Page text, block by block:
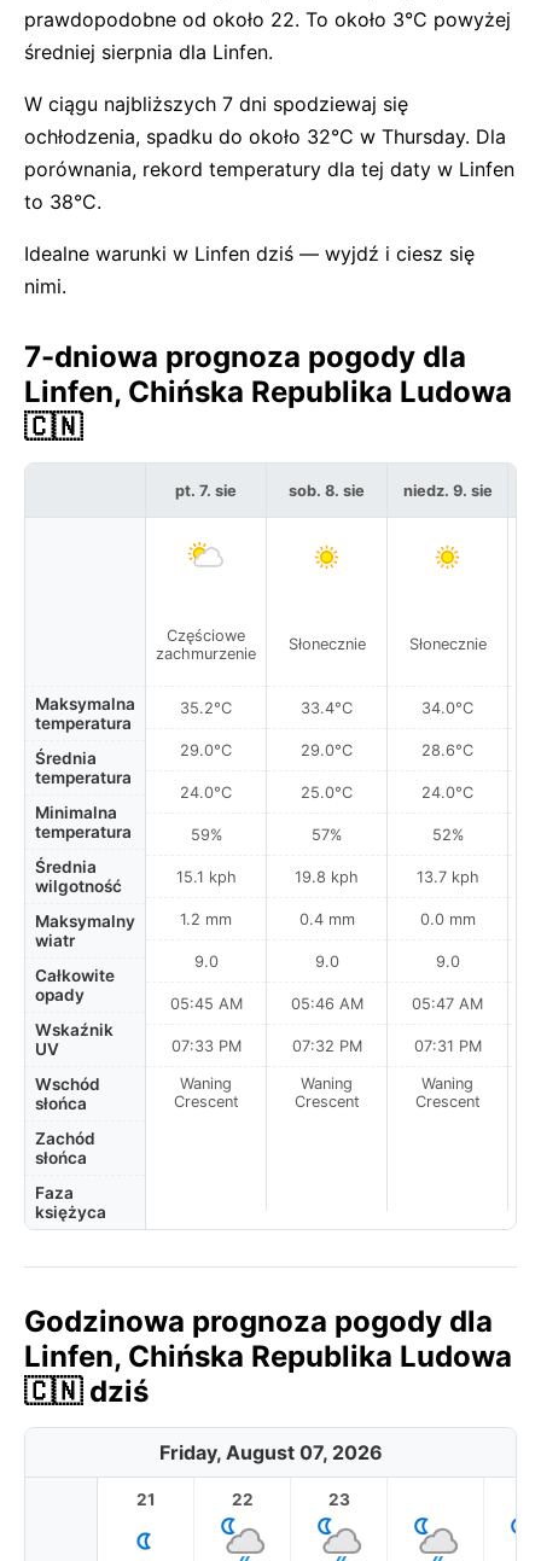
prawdopodobne od około 22. To około 3°C powyżej
średniej sierpnia dla Linfen.
W ciągu najbliższych 7 dni spodziewaj się
ochłodzenia, spadku do około 32°C w Thursday. Dla
porównania, rekord temperatury dla tej daty w Linfen
to 38°C.
Idealne warunki w Linfen dziś — wyjdź i ciesz się
nimi.
7-dniowa prognoza pogody dla
Linfen, Chińska Republika Ludowa
🇨🇳
Maksymalna
temperatura
Średnia
temperatura
Minimalna
temperatura
Średnia
wilgotność
Maksymalny
wiatr
Całkowite
opady
Wskaźnik
UV
Wschód
słońca
Zachód
słońca
Faza
księżyca
pt. 7. sie
Częściowe
zachmurzenie
35.2°C
29.0°C
24.0°C
59%
15.1 kph
1.2 mm
9.0
05:45 AM
07:33 PM
Waning
Crescent
sob. 8. sie
Słonecznie
33.4°C
29.0°C
25.0°C
57%
19.8 kph
0.4 mm
9.0
05:46 AM
07:32 PM
Waning
Crescent
niedz. 9. sie
Słonecznie
34.0°C
28.6°C
24.0°C
52%
13.7 kph
0.0 mm
9.0
05:47 AM
07:31 PM
Waning
Crescent
Godzinowa prognoza pogody dla
Linfen, Chińska Republika Ludowa
🇨🇳 dziś
Friday, August 07, 2026
21 22 23